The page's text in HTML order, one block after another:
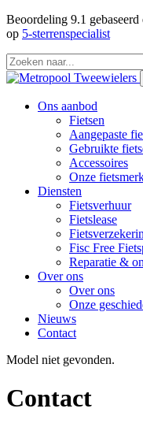
Beoordeling 9.1 gebaseerd
op 5-sterrenspecialist
Ons aanbod
Fietsen
Aangepaste
Gebruikte
Accessoires
Onze
Diensten
Fietsverhuur
Fietslease
Fisc Free
Reparatie &
Over ons
Over ons
Onze
Nieuws
Contact
Model niet gevonden.
Contact